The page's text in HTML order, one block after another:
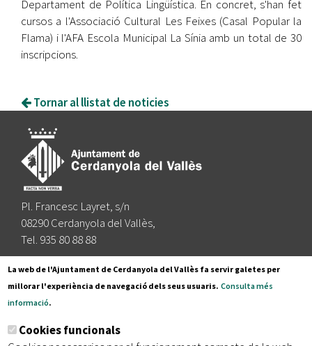
Departament de Política Lingüística. En concret, s'han fet
cursos a l'Associació Cultural Les Feixes (Casal Popular la
Flama) i l'AFA Escola Municipal La Sínia amb un total de 30
inscripcions.
Tornar al llistat de noticies
Pl. Francesc Layret, s/n
08290 Cerdanyola del Vallès,
Tel. 935 80 88 88
Segueix-nos a:
Subscriu-te al nostre butlletí
La web de l'Ajuntament de Cerdanyola del Vallès fa servir galetes per
millorar l'experiència de navegació dels seus usuaris. Consulta més
informació.
Cookies funcionals